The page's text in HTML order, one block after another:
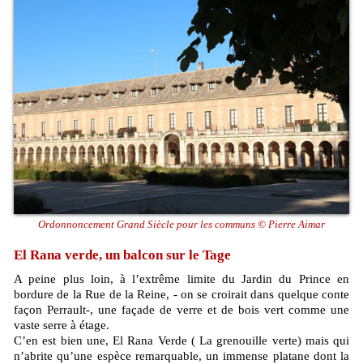
Ordonnoncement Grand Siècle pour les communs © Pierre Aimar
El Rana verde, un balcon sur le Tage
A peine plus loin, à l’extrême limite du Jardin du Prince en
bordure de la Rue de la Reine, - on se croirait dans quelque conte
façon Perrault-, une façade de verre et de bois vert comme une
vaste serre à étage.
C’en est bien une, El Rana Verde ( La grenouille verte) mais qui
n’abrite qu’une espèce remarquable, un immense platane dont la